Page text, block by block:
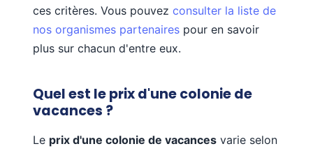
ces critères. Vous pouvez consulter la liste de
nos organismes partenaires pour en savoir
plus sur chacun d'entre eux.
Quel est le prix d'une colonie de
vacances ?
Le prix d'une colonie de vacances varie selon